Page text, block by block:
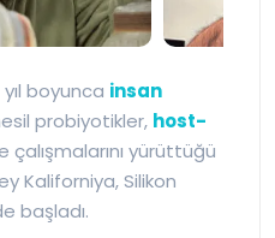
-
yıl boyunca insan
probiyotikler, host-
çalışmalarını yürüttüğü
Kaliforniya, Silikon
başladı.